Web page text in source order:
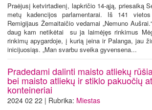
Praėjusį ketvirtadienį, lapkričio 14-ąją, priesaiką
metų kadencijos parlamentarai. Iš 141
Remigijaus Žemaitaičio vedamai „Nemuno
daug kam netikėtai su ja laimėjęs rinkimus
rinkimų apygardoje, į kurią įeina ir Palanga, jau
inicijuosiąs. „Man svarbu sveika gyvensena...
Pradedami dalinti maisto atliekų
bei maisto atliekų ir stiklo pakuočių
konteineriai
2024 02 22 | Rubrika: Miestas